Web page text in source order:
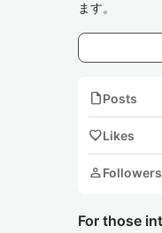
ます。
notePosts
favoriteLikes
personFollowers
For those